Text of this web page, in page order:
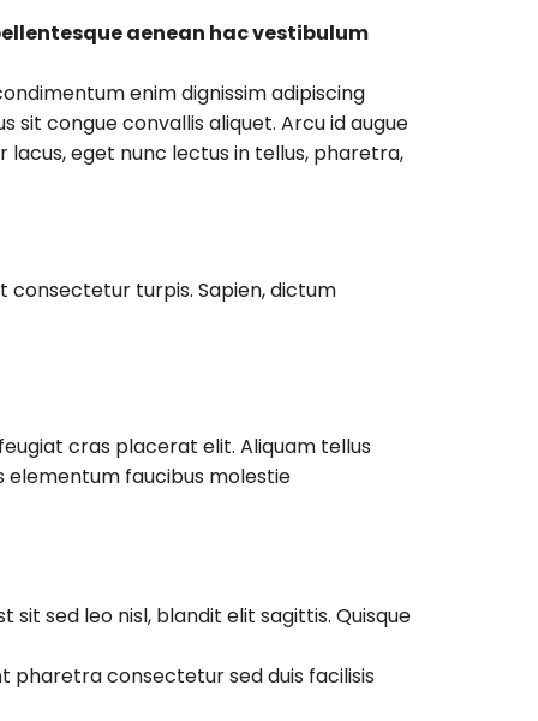
aenean hac vestibulum
enim dignissim adipiscing
sit congue convallis aliquet. Arcu id augue
eget nunc lectus in tellus, pharetra,
consectetur turpis. Sapien, dictum
cras placerat elit. Aliquam tellus
elementum faucibus molestie
sit sed leo nisl, blandit elit sagittis. Quisque
pharetra consectetur sed duis facilisis